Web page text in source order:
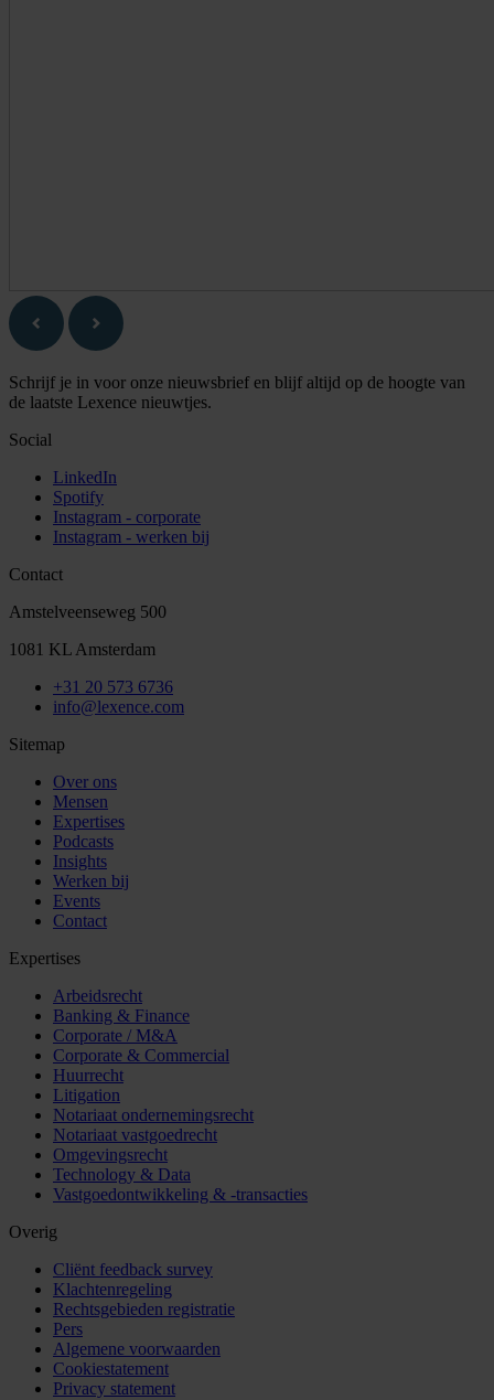
Schrijf je in voor onze nieuwsbrief en blijf altijd op de hoogte van
de laatste Lexence nieuwtjes.
Social
LinkedIn
Spotify
Instagram - corporate
Instagram - werken bij
Contact
Amstelveenseweg 500
1081 KL Amsterdam
+31 20 573 6736
info@lexence.com
Sitemap
Over ons
Mensen
Expertises
Podcasts
Insights
Werken bij
Events
Contact
Expertises
Arbeidsrecht
Banking & Finance
Corporate / M&A
Corporate & Commercial
Huurrecht
Litigation
Notariaat ondernemingsrecht
Notariaat vastgoedrecht
Omgevingsrecht
Technology & Data
Vastgoedontwikkeling & -transacties
Overig
Cliënt feedback survey
Klachtenregeling
Rechtsgebieden registratie
Pers
Algemene voorwaarden
Cookiestatement
Privacy statement